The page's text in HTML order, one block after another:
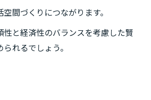
間づくりにつながります。
性と経済性のバランスを考慮した賢
れるでしょう。